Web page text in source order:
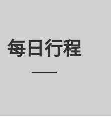
每日行程